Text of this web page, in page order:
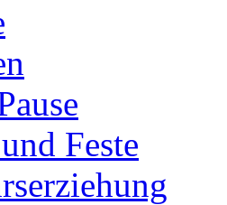
Feste